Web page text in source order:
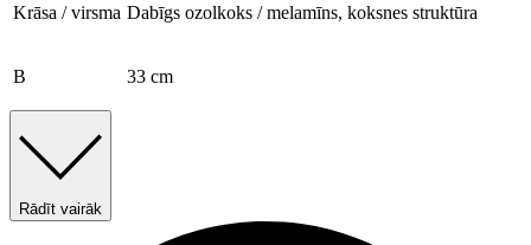
Krāsa / virsma Dabīgs ozolkoks / melamīns, koksnes struktūra
B 33 cm
Rādīt vairāk